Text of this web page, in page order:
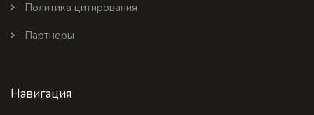
Политика цитирования
Партнеры
Навигация